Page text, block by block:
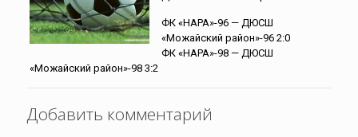
ФК «НАРА»-96 — ДЮСШ
«Можайский район»-96 2:0
ФК «НАРА»-98 — ДЮСШ
«Можайский район»-98 3:2
Добавить комментарий